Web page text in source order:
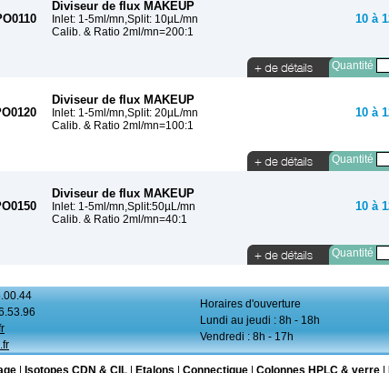
Diviseur de flux MAKEUP
Inlet: 1-5ml/mn,Split: 10µL/mn
Calib. & Ratio 2ml/mn=200:1
10 à
Quantité
Diviseur de flux MAKEUP
Inlet: 1-5ml/mn,Split: 20µL/mn
Calib. & Ratio 2ml/mn=100:1
10 à
Quantité
Diviseur de flux MAKEUP
Inlet: 1-5ml/mn,Split:50µL/mn
Calib. & Ratio 2ml/mn=40:1
10 à
Quantité
Horaires d'ouverture
Lundi au jeudi : 8h - 18h
Vendredi : 8h - 17h
Isotopes CDN & CIL Etalons Connectique Colonnes HPLC & verre